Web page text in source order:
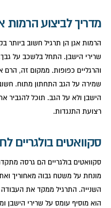
מדריך לביצוע הרמות
הרמות אגן הן תרגיל חשוב
שרירי הישבן. התחל בלשכב על
והרגליים כפופות. ממקום זה,
שמירה על הגב התחתון מתוח.
הישבן ולא על הגב. תוכל להגביר
רצועת התנגדות.
סקוואטים בולגריים
סקוואטים בולגריים הם גרסה
מונחת על משטח גבוה מאחוריך
השנייה. התרגיל ממקד את
הוא מוסיף עומס על שרירי הישבן